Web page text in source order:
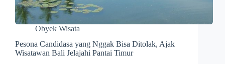
Obyek Wisata
Pesona Candidasa yang Nggak Bisa Ditolak, Ajak
Wisatawan Bali Jelajahi Pantai Timur